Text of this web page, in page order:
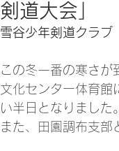
剣道大会」
雪谷少年剣道クラブ
この冬一番の寒さ
文化センター体育館
い半日となりました。
また、田園調布支部